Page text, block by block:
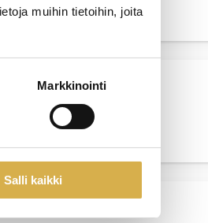
muihin tietoihin, joita
Markkinointi
Salli kaikki